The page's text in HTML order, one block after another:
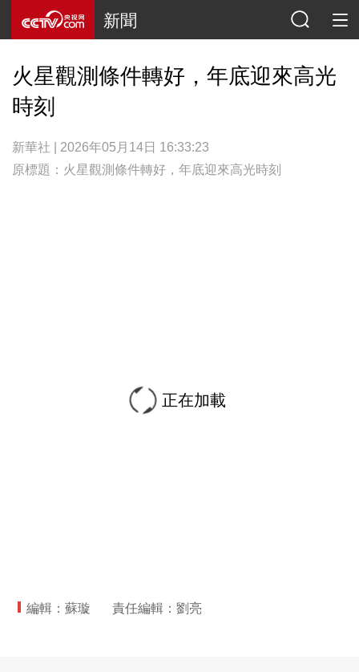
新聞
火星觀測條件轉好，年底迎來高光
時刻
新華社 | 2026年05月14日 16:33:23
原標題：火星觀測條件轉好，年底迎來高光時刻
正在加載
編輯：蘇璇 責任編輯：劉亮